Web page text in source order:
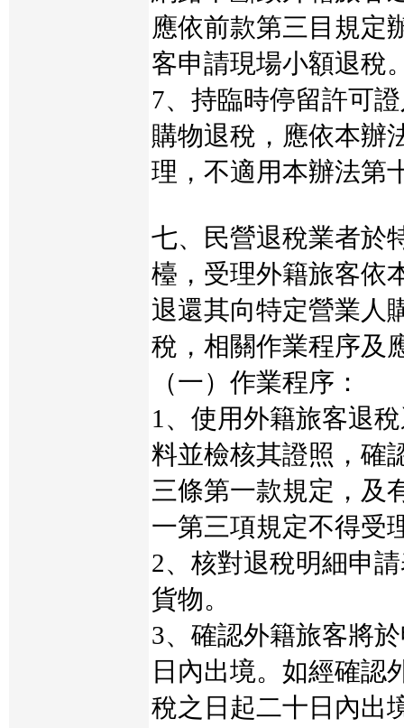
應依前款第三目規定
客申請現場小額退稅
7、持臨時停留許可
購物退稅，應依本辦
理，不適用本辦法第
七、民營退稅業者於
檯，受理外籍旅客依
退還其向特定營業人
稅，相關作業程序及
（一）作業程序：
1、使用外籍旅客退
料並檢核其證照，確
三條第一款規定，及
一第三項規定不得受
2、核對退稅明細申
貨物。
3、確認外籍旅客將
日內出境。如經確認
稅之日起二十日內出